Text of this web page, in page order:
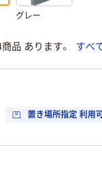
グレー
商品 あります。
すべ
置き場所指定 利用